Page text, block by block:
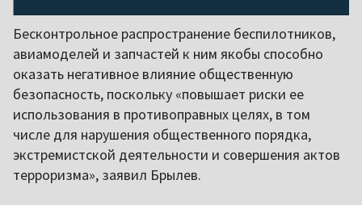
Бесконтрольное распространение беспилотников,
авиамоделей и запчастей к ним якобы способно
оказать негативное влияние общественную
безопасность, поскольку «повышает риски ее
использования в противоправных целях, в том
числе для нарушения общественного порядка,
экстремистской деятельности и совершения актов
терроризма», заявил Брылев.